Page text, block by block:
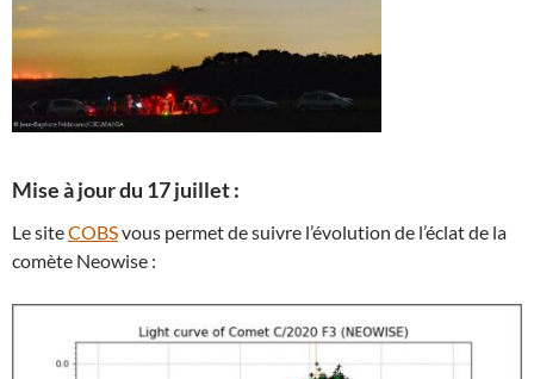
Mise à jour du 17 juillet :
Le siteCOBSvous permet de suivre l’évolution de l’éclat de la
comète Neowise :